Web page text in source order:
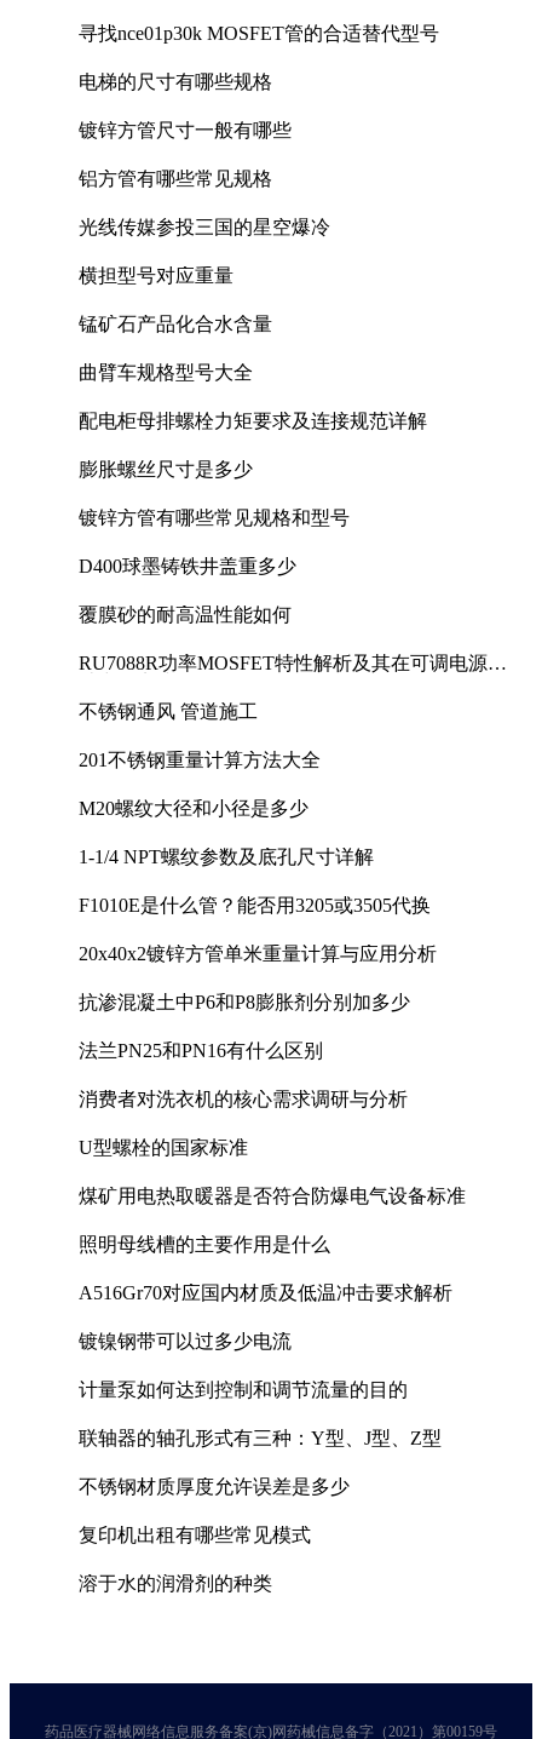
寻找nce01p30k MOSFET管的合适替代型号
电梯的尺寸有哪些规格
镀锌方管尺寸一般有哪些
铝方管有哪些常见规格
光线传媒参投三国的星空爆冷
横担型号对应重量
锰矿石产品化合水含量
曲臂车规格型号大全
配电柜母排螺栓力矩要求及连接规范详解
膨胀螺丝尺寸是多少
镀锌方管有哪些常见规格和型号
D400球墨铸铁井盖重多少
覆膜砂的耐高温性能如何
RU7088R功率MOSFET特性解析及其在可调电源设
不锈钢通风 管道施工
201不锈钢重量计算方法大全
M20螺纹大径和小径是多少
1-1/4 NPT螺纹参数及底孔尺寸详解
F1010E是什么管？能否用3205或3505代换
20x40x2镀锌方管单米重量计算与应用分析
抗渗混凝土中P6和P8膨胀剂分别加多少
法兰PN25和PN16有什么区别
消费者对洗衣机的核心需求调研与分析
U型螺栓的国家标准
煤矿用电热取暖器是否符合防爆电气设备标准
照明母线槽的主要作用是什么
A516Gr70对应国内材质及低温冲击要求解析
镀镍钢带可以过多少电流
计量泵如何达到控制和调节流量的目的
联轴器的轴孔形式有三种：Y型、J型、Z型
不锈钢材质厚度允许误差是多少
复印机出租有哪些常见模式
溶于水的润滑剂的种类
药品医疗器械网络信息服务备案(京)网药械信息备字（2021）第00159号